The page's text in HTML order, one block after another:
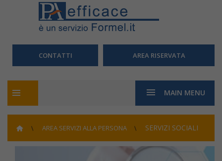
CONTATTI AREA RISERVATA
MAIN MENU
AREA SERVIZI ALLA PERSONA SERVIZI SOCIALI